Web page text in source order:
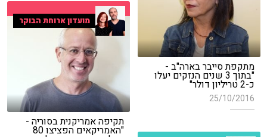
מתקפת סייבר בארה"ב -
"בתוך 3 שנים הנזקים יעלו
כ-2 טריליון דולר"
25/10/2016
מועדון ארוחת הבוקר
תקיפה אמריקנית בסוריה -
"האמריקאים הפציצו 80